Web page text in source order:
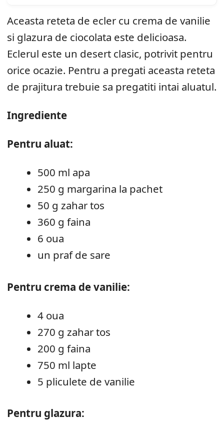
Aceasta reteta de ecler cu crema de vanilie
si glazura de ciocolata este delicioasa.
Eclerul este un desert clasic, potrivit pentru
orice ocazie. Pentru a pregati aceasta reteta
de prajitura trebuie sa pregatiti intai aluatul.
Ingrediente
Pentru aluat:
500 ml apa
250 g margarina la pachet
50 g zahar tos
360 g faina
6 oua
un praf de sare
Pentru crema de vanilie:
4 oua
270 g zahar tos
200 g faina
750 ml lapte
5 pliculete de vanilie
Pentru glazura: